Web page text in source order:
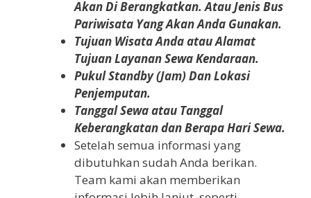
Akan Di Berangkatkan. Atau Jenis Bus
Pariwisata Yang Akan Anda Gunakan.
Tujuan Wisata Anda atau Alamat
Tujuan Layanan Sewa Kendaraan.
Pukul Standby (Jam) Dan Lokasi
Penjemputan.
Tanggal Sewa atau Tanggal
Keberangkatan dan Berapa Hari Sewa.
Setelah semua informasi yang
dibutuhkan sudah Anda berikan.
Team kami akan memberikan